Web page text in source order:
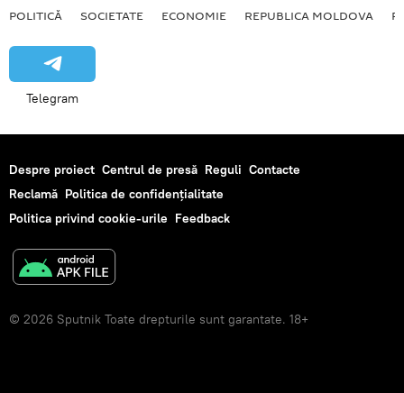
POLITICĂ SOCIETATE ECONOMIE REPUBLICA MOLDOVA
Telegram
Despre proiect Centrul de presă Reguli Contacte
Reclamă Politica de confidențialitate
Politica privind cookie-urile Feedback
© 2026 Sputnik Toate drepturile sunt garantate. 18+